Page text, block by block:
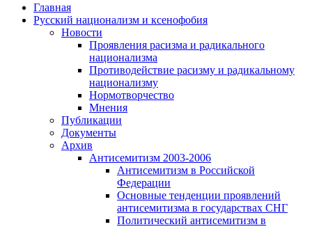
Главная
Русский национализм и ксенофобия
Новости
Проявления расизма и радикального
национализма
Противодействие расизму и радикальному
национализму
Нормотворчество
Мнения
Публикации
Документы
Архив
Антисемитизм 2003-2006
Антисемитизм в Российской
Федерации
Основные тенденции проявлений
антисемитизма в государствах СНГ
Политический антисемитизм в